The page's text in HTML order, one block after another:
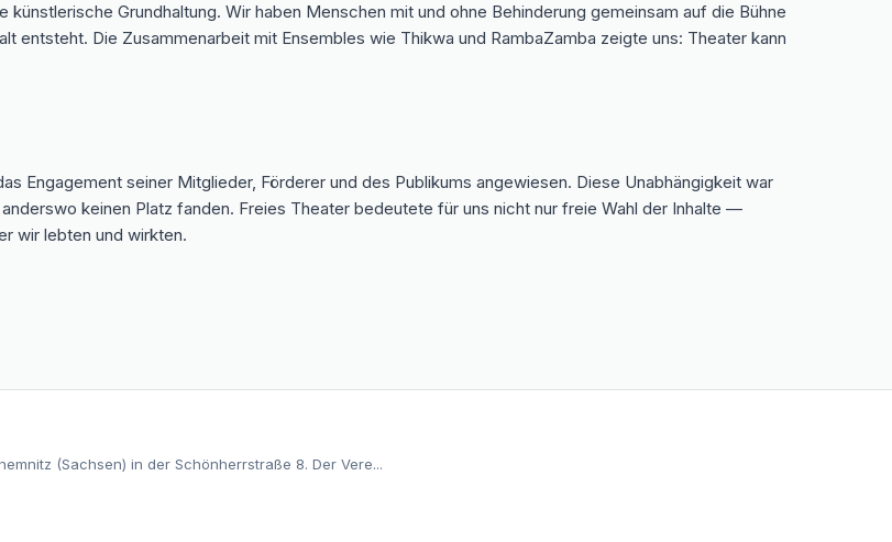
Grundhaltung. Wir haben Menschen mit und ohne Behinderung gemeinsam auf die Bühne
entsteht. Die Zusammenarbeit mit Ensembles wie Thikwa und RambaZamba zeigte uns: Theater kann
Engagement seiner Mitglieder, Förderer und des Publikums angewiesen. Diese Unabhängigkeit war
keinen Platz fanden. Freies Theater bedeutete für uns nicht nur freie Wahl der Inhalte —
wir lebten und wirkten.
(Sachsen) in der Schönherrstraße 8. Der Vere...